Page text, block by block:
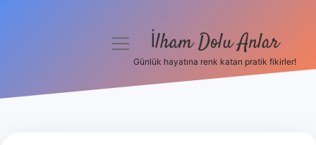
menüyü İlham Dolu Anlar
Günlük hayatına renk katan pratik fikirler!